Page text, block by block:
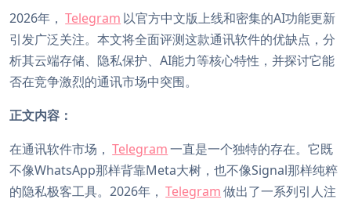
2026年， Telegram 以官方中文版上线和密集的AI功能更新
引发广泛关注。本文将全面评测这款通讯软件的优缺点，分
析其云端存储、隐私保护、AI能力等核心特性，并探讨它能
否在竞争激烈的通讯市场中突围。
正文内容：
在通讯软件市场， Telegram一直是一个独特的存在。它既
不像WhatsApp那样背靠Meta大树，也不像Signal那样纯粹
的隐私极客工具。2026年， Telegram做出了一系列引人注